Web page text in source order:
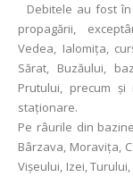
Debitele au fost
propagării,
Vedea, Ialomiţa,
Sărat, Buzăului,
Prutului, precum
staționare.
Pe râurile din
Bârzava, Moraviţa,
Vişeului, Izei,